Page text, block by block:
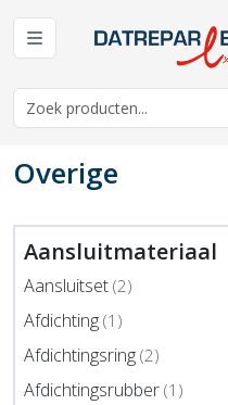
Overige
Aansluitmateriaal
Aansluitset (2)
Afdichting (1)
Afdichtingsring (2)
Afdichtingsrubber (1)